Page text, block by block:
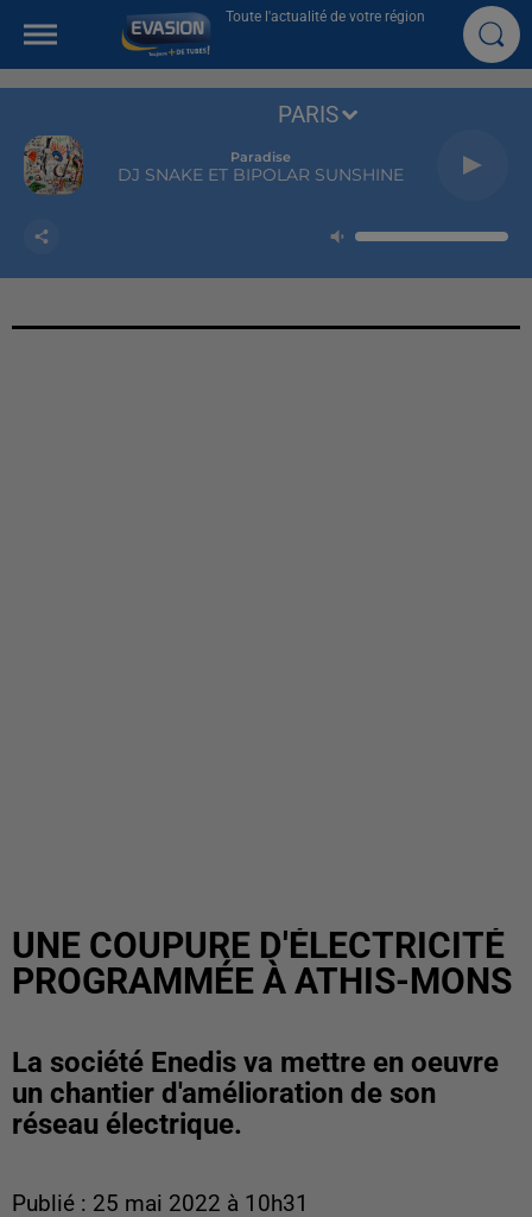
Toute l'actualité de votre région
Paradise
DJ SNAKE ET BIPOLAR SUNSHINE
PARIS
UNE COUPURE D'ÉLECTRICITÉ
PROGRAMMÉE À ATHIS-MONS
La société Enedis va mettre en oeuvre
un chantier d'amélioration de son
réseau électrique.
Publié : 25 mai 2022 à 10h31